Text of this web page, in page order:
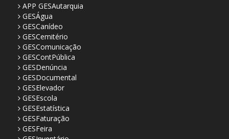
APP GESAutarquia
GESÁgua
GESCanídeo
GESCemitério
GESComunicação
GESContPública
GESDenúncia
GESDocumental
GESElevador
GESEscola
GESEstatística
GESFaturação
GESFeira